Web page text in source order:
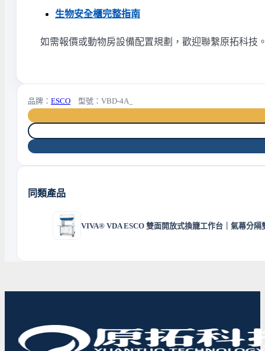
生物安全櫃完整指南
如需報價或動物房設備配置規劃，歡迎聯繫原拓科技
品牌： ESCO 型號：VBD-4A_
同類產品
VIVA® VDA ESCO 雙面開放式換籠工作台｜氣幕分隔